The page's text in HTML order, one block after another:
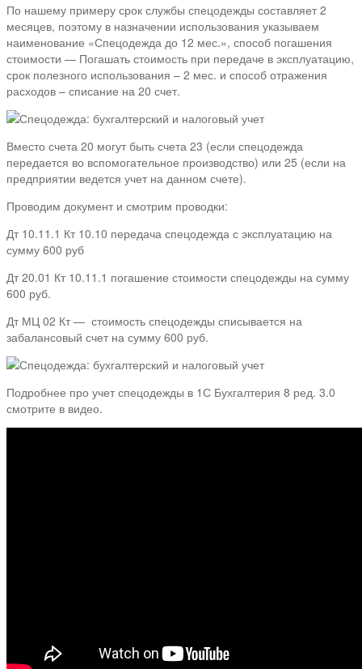
По нашему примеру срок службы спецодежды составляет 2
месяцев, поэтому в назначении использования указываем
наименование «Спецодежда до 12 мес.», способ погашения
стоимости — Погашать стоимость при передаче в эксплуатацию,
срок полезного использования – 2 мес. и способ отражения
расходов – списание на 20 счет.
Вместо счета 20 могут быть счета 23 (если спецодежда
передается во вспомогательное производство) или 25 (если на
предприятии ведется учет на данном счете).
Проводим документ и смотрим проводки:
Дт 10.11.1 Кт 10.10 передача спецодежда с эксплуатацию на
сумму 600 руб
Дт 20.01 Кт 10.11.1 погашение стоимости спецодежды на сумму
600 руб.
Дт МЦ 02 Кт — стоимость спецодежды списывается на
забалансовый счет на сумму 600 руб.
Подробнее про учет спецодежды в 1С Бухгалтерия 8 ред. 3.0
смотрите в видео.